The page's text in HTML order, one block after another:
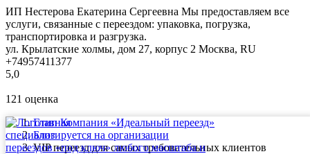
ИП Нестерова Екатерина Сергеевна Мы предоставляем все
услуги, связанные с переездом: упаковка, погрузка,
транспортировка и разгрузка.
ул. Крылатские холмы, дом 27, корпус 2 Москва, RU
+74957411377
5,0
121 оценка
Главная
Блог
VIP переезд для самых требовательных клиентов